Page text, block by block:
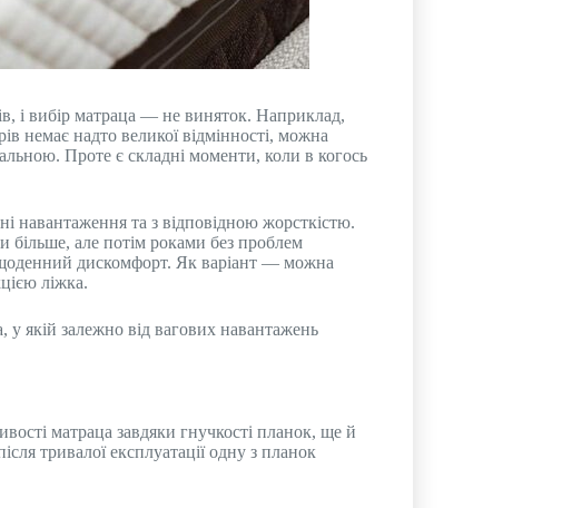
і вибір матраца — не виняток. Наприклад,
немає надто великої відмінності, можна
Проте є складні моменти, коли в когось
навантаження та з відповідною жорсткістю.
але потім роками без проблем
щоденний дискомфорт. Як варіант — можна
ліжка.
якій залежно від вагових навантажень
матраца завдяки гнучкості планок, ще й
тривалої експлуатації одну з планок